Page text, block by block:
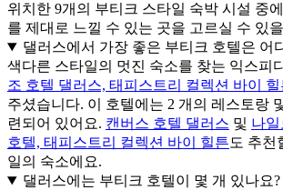
위치한 9개의 부티크 스타일 숙박 시설 중
를 제대로 느낄 수 있는 곳을 고르실 수 있
댈러스에서 가장 좋은 부티크 호텔은 어
색다른 스타일의 멋진 숙소를 찾는 익스피
조 호텔 댈러스, 태피스트리 컬렉션 바이 힐
주셨습니다. 이 호텔에는 2 개의 레스토랑
련되어 있어요. 캔버스 호텔 댈러스 및 나
호텔, 태피스트리 컬렉션 바이 힐튼도 추천
일의 숙소에요.
댈러스에는 부티크 호텔이 몇 개 있나요?